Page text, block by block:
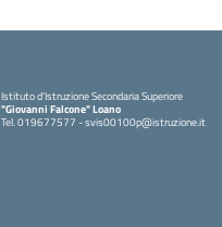
Istituto d'Istruzione Secondaria Superiore
"Giovanni Falcone" Loano
Tel. 019677577 - svis00100p@istruzione.it
— Visita la pagina iniziale della scuola